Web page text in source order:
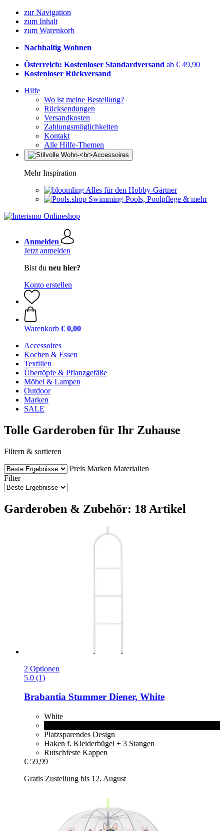
zur Navigation
zum Inhalt
zum Warenkorb
Nachhaltig Wohnen
Österreich: Kostenloser Standardversand ab € 49,90
Kostenloser Rückversand
Hilfe
Wo ist meine Bestellung?
Rücksendungen
Versandkosten
Zahlungsmöglichkeiten
Kontakt
Alle Hilfe-Themen
Mehr Inspiration
Alles für den Hobby-Gärtner
Swimming-Pools, Poolpflege & mehr
Anmelden
Jetzt anmelden
Bist du neu hier?
Konto erstellen
Warenkorb € 0,00
Accessoires
Kochen & Essen
Textilien
Übertöpfe & Pflanzgefäße
Möbel & Lampen
Outdoor
Marken
SALE
Tolle Garderoben für Ihr Zuhause
Filtern & sortieren
Preis Marken Materialien
Filter
Garderoben & Zubehör: 18 Artikel
2 Optionen
5.0 (1)
Brabantia Stummer Diener, White
White
Platzsparendes Design
Haken f. Kleiderbügel + 3 Stangen
Rutschfeste Kappen
€ 59,99
Gratis Zustellung bis 12. August